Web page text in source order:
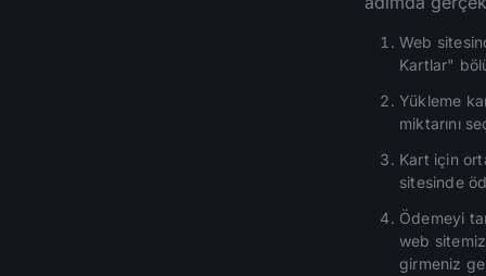
Web
Kartlar"
Yükleme
miktarını
Kart için
sitesinde
Ödemeyi
web
girmeniz